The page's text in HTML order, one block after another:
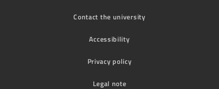
Contact the university
Accessibility
Privacy policy
Legal note